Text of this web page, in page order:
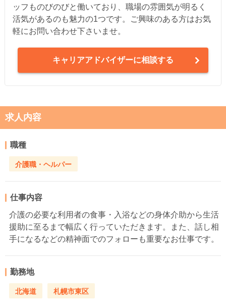
ッフものびのびと働いており、職場の雰囲気が明るく
活気があるのも魅力の1つです。ご興味のある方はお気
軽にお問い合わせ下さいませ。
キャリアアドバイザーに相談する
求人内容
職種
介護職・ヘルパー
仕事内容
介護の必要な利用者の食事・入浴などの身体介助から生活
援助に至るまで幅広く行っていただきます。また、話し相
手になるなどの精神面でのフォローも重要なお仕事です。
勤務地
北海道 札幌市東区